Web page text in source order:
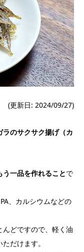
(更新日: 2024/09/27)
のサクサク揚げ（カ
一品を作れることで
、カルシウムなどの
どですので、軽く油
だけます。